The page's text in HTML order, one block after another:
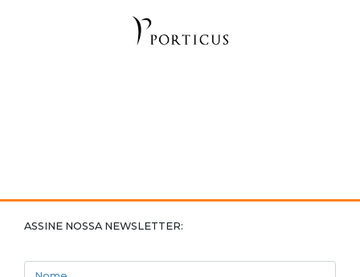
ASSINE NOSSA NEWSLETTER: